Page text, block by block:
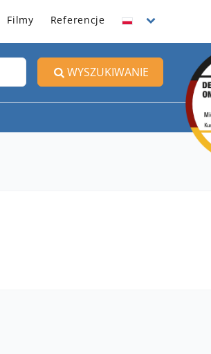
Filmy Referencje
WYSZUKIWANIE